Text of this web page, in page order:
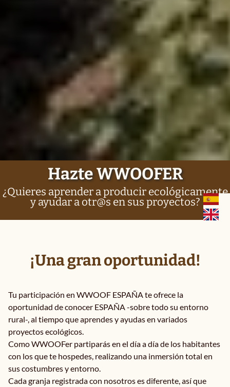
Haz WWOOFing
Información
¿Qué es WWOOF?
WWOOFING por el mundo
Historia
Cómo funciona
Apuntarse como granja
Términos y condiciones
Noticias
Hazte WWOOFER
¿Quieres aprender a producir ecológicamente
y ayudar a otr@s en sus proyectos?
¡Una gran oportunidad!
Tu participación en WWOOF ESPAÑA te ofrece la
oportunidad de conocer ESPAÑA -sobre todo su entorno
rural-, al tiempo que aprendes y ayudas en variados
proyectos ecológicos.
Como WWOOFer partiparás en el día a día de los habitantes
con los que te hospedes, realizando una inmersión total en
sus costumbres y entorno.
Cada granja registrada con nosotros es diferente, así que